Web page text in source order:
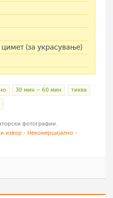
(за украсување)
30 мин – 60 мин тиква
фотографии.
извор - Некомерцијално -